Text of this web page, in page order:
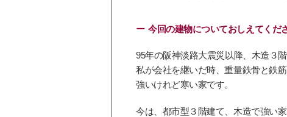
今回の建物についておしえてくだ
95年の阪神淡路大震災以降、木造３
私が会社を継いだ時、重量鉄骨と鉄
強いけれど寒い家です。
今は、都市型３階建て、木造で強い